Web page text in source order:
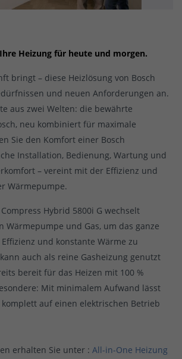
Heizung für heute und morgen.
bringt – diese Heizlösung von Bosch
und neuen Anforderungen an.
aus zwei Welten: die bewährte
neu kombiniert für maximale
Sie den Komfort einer Bosch
Installation, Bedienung, Wartung und
– vereint mit der Effizienz und
Wärmepumpe.
Hybrid 5800i G wechselt
Wärmepumpe und Gas, um das ganze
und konstante Wärme zu
auch als reine Gasheizung genutzt
bereit für das Heizen mit 100 %
Mit minimalem Aufwand lässt
auf einen elektrischen Betrieb
erhalten Sie unter : All-in-One Heizung